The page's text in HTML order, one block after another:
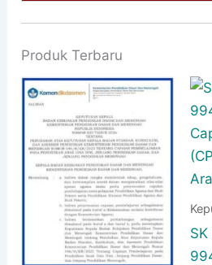
Produk Terbaru